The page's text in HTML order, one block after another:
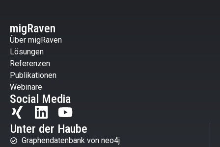
migRaven
Über migRaven
Lösungen
Referenzen
Publikationen
Webinare
Social Media
Unter der Haube
Graphendatenbank von neo4j